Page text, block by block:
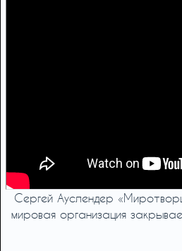
Сергей Ауслендер
мировая организация